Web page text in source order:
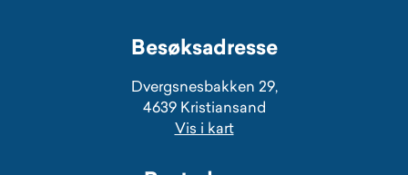
Besøksadresse
Dvergsnesbakken 29,
4639 Kristiansand
Vis i kart